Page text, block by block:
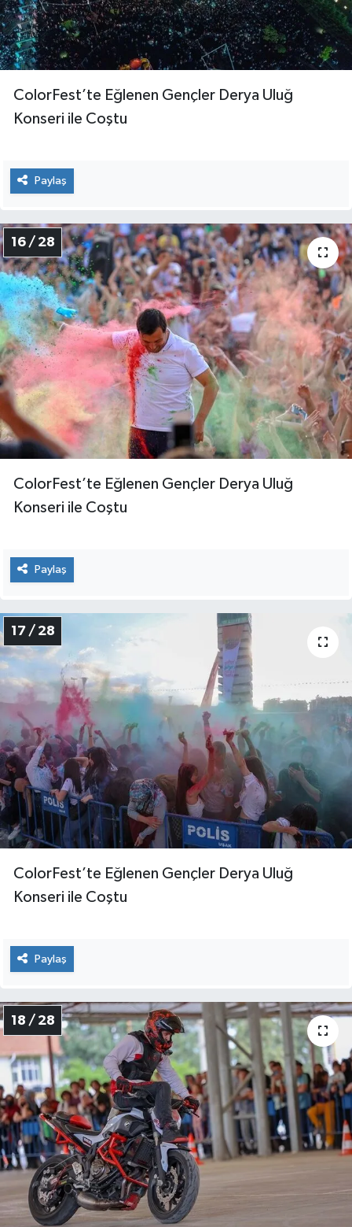
ColorFest’te Eğlenen Gençler Derya Uluğ
Konseri ile Coştu
Paylaş
16 / 28
ColorFest’te Eğlenen Gençler Derya Uluğ
Konseri ile Coştu
Paylaş
17 / 28
ColorFest’te Eğlenen Gençler Derya Uluğ
Konseri ile Coştu
Paylaş
18 / 28